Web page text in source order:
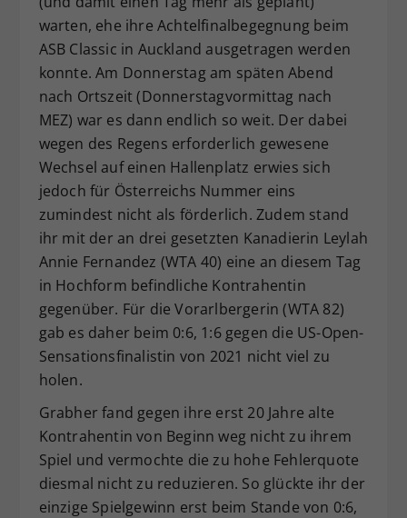
warten, ehe ihre Achtelfinalbegegnung beim
ASB Classic in Auckland ausgetragen werden
konnte. Am Donnerstag am späten Abend
nach Ortszeit (Donnerstagvormittag nach
MEZ) war es dann endlich so weit. Der dabei
wegen des Regens erforderlich gewesene
Wechsel auf einen Hallenplatz erwies sich
jedoch für Österreichs Nummer eins
zumindest nicht als förderlich. Zudem stand
ihr mit der an drei gesetzten Kanadierin Leylah
Annie Fernandez (WTA 40) eine an diesem Tag
in Hochform befindliche Kontrahentin
gegenüber. Für die Vorarlbergerin (WTA 82)
gab es daher beim 0:6, 1:6 gegen die US-Open-
Sensationsfinalistin von 2021 nicht viel zu
holen.
Grabher fand gegen ihre erst 20 Jahre alte
Kontrahentin von Beginn weg nicht zu ihrem
Spiel und vermochte die zu hohe Fehlerquote
diesmal nicht zu reduzieren. So glückte ihr der
einzige Spielgewinn erst beim Stande von 0:6,
Zweck
Dieser Wert speichert Ihre Consent-
Einstellungen. Unter anderem eine
zufällig generierte ID, für die
historische Speicherung Ihrer
vorgenommen Einstellungen, falls der
Webseiten-Betreiber dies eingestellt
hat.